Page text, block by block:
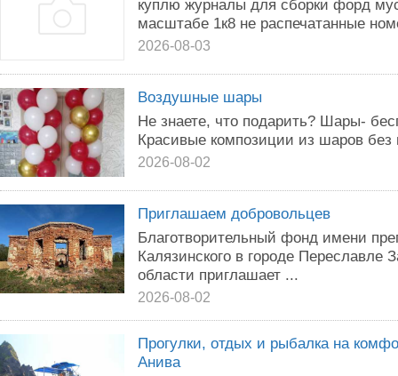
куплю журналы для сборки форд
масштабе 1к8 не распечатанные
2026-08-03
Воздушные шары
Не знаете, что подарить? Шары-
Красивые композиции из шаров без
2026-08-02
Приглашаем добровольцев
Благотворительный фонд имени
Калязинского в городе Переславле
области приглашает ...
2026-08-02
Прогулки, отдых и рыбалка на
Анива